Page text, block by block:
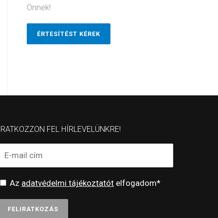
Önnek!
ÉRTESÍTÉST KÉREK
FEL HÍRLEVELÜNKRE!
Az adatvédelmi tájékoztatót elfogadom*